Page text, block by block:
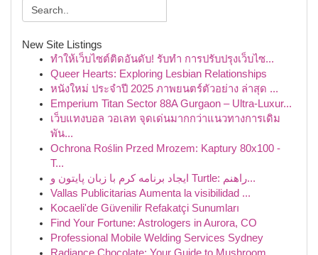
New Site Listings
ทำให้เว็บไซต์ติดอันดับ! รับทำ การปรับปรุงเว็บไซ...
Queer Hearts: Exploring Lesbian Relationships
หนังใหม่ ประจำปี 2025 ภาพยนตร์ตัวอย่าง ล่าสุด ...
Emperium Titan Sector 88A Gurgaon – Ultra-Luxur...
เว็บแทงบอล วอเลท จุดเด่นมากกว่าแนวทางการเดิม
พัน...
Ochrona Roślin Przed Mrozem: Kaptury 80x100 -
T...
ایجاد برنامه کرم با زبان پایتون و Turtle: راهنم...
Vallas Publicitarias Aumenta la visibilidad ...
Kocaeli'de Güvenilir Refakatçi Sunumları
Find Your Fortune: Astrologers in Aurora, CO
Professional Mobile Welding Services Sydney